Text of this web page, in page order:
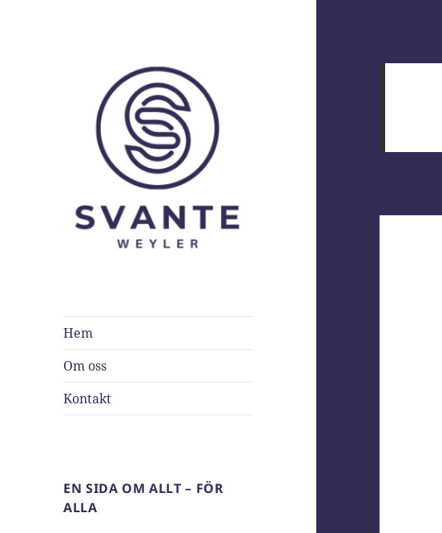
Hem
Om oss
Kontakt
EN SIDA OM ALLT – FÖR
ALLA